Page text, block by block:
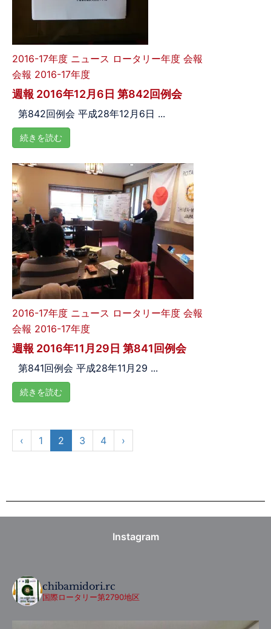
2016-17年度 ニュース ロータリー年度 会報
会報 2016-17年度
週報 2016年12月6日 第842回例会
第842回例会 平成28年12月6日 ...
続きを読む
2016-17年度 ニュース ロータリー年度 会報
会報 2016-17年度
週報 2016年11月29日 第841回例会
第841回例会 平成28年11月29 ...
続きを読む
‹ 1 2 3 4 ›
Instagram
chibamidori.rc
国際ロータリー第2790地区